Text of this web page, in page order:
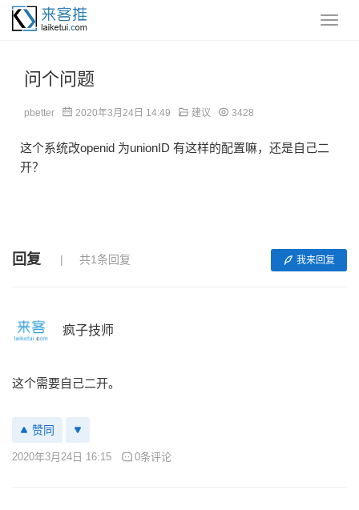
问个问题
pbetter 2020年3月24日 14:49 建议 3428
这个系统改openid 为unionID 有这样的配置嘛，还是自己二
开？
回复 共1条回复 我来回复
疯子技师
这个需要自己二开。
赞同
2020年3月24日 16:15 0条评论